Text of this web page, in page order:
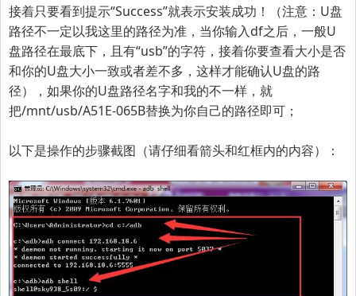
接着只要看到提示“Success”就表示安装成功！（注意：U盘
路径不一定以我这里的路径为准，当你输入df之后，一般U
盘路径在最底下，且有“usb”的字符，接着你要查看大小是否
和你的U盘大小一致或者差不多，这样才能确认U盘的路
径），如果你的U盘路径名字和我的不一样，就
把/mnt/usb/A51E-065B替换为你自己的路径即可；
以下是操作的步骤截图（请仔细看箭头和红框内的内容）：